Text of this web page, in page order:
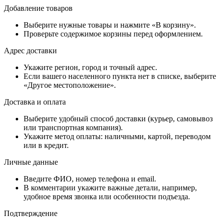
Добавление товаров
Выберите нужные товары и нажмите «В корзину».
Проверьте содержимое корзины перед оформлением.
Адрес доставки
Укажите регион, город и точный адрес.
Если вашего населенного пункта нет в списке, выберите
«Другое местоположение».
Доставка и оплата
Выберите удобный способ доставки (курьер, самовывоз
или транспортная компания).
Укажите метод оплаты: наличными, картой, переводом
или в кредит.
Личные данные
Введите ФИО, номер телефона и email.
В комментарии укажите важные детали, например,
удобное время звонка или особенности подъезда.
Подтверждение